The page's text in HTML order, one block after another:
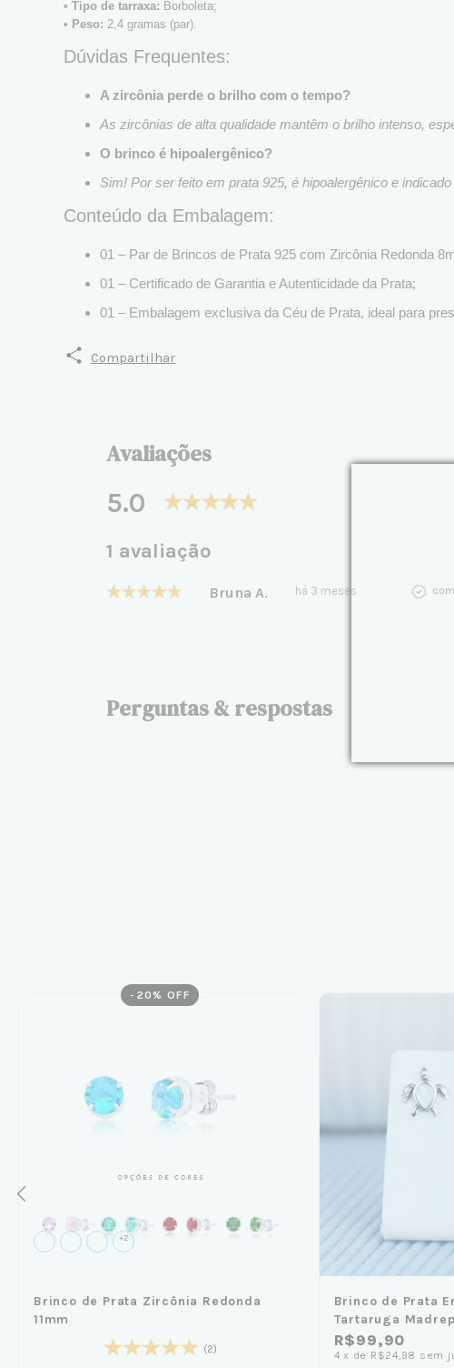
• Tipo de tarraxa: Borboleta;
• Peso: 2,4 gramas (par).
Dúvidas Frequentes:
A zircônia perde o brilho com o tempo?
As zircônias de alta qualidade mantêm o brilho intenso,
O brinco é hipoalergênico?
Sim! Por ser feito em prata 925, é hipoalergênico e
Conteúdo da Embalagem:
01 – Par de Brincos de Prata 925 com Zircônia Redonda
01 – Certificado de Garantia e Autenticidade da Prata;
01 – Embalagem exclusiva da Céu de Prata, ideal para
Compartilhar
Avaliações
5.0
1 avaliação
Bruna A. há 3 meses
Perguntas & respostas
- 20 % OFF
+2
Brinco de Prata Zircônia Redonda
11mm
(2)
Brinco de Prata
Tartaruga
R$99,90
4 x de R$24,98 sem